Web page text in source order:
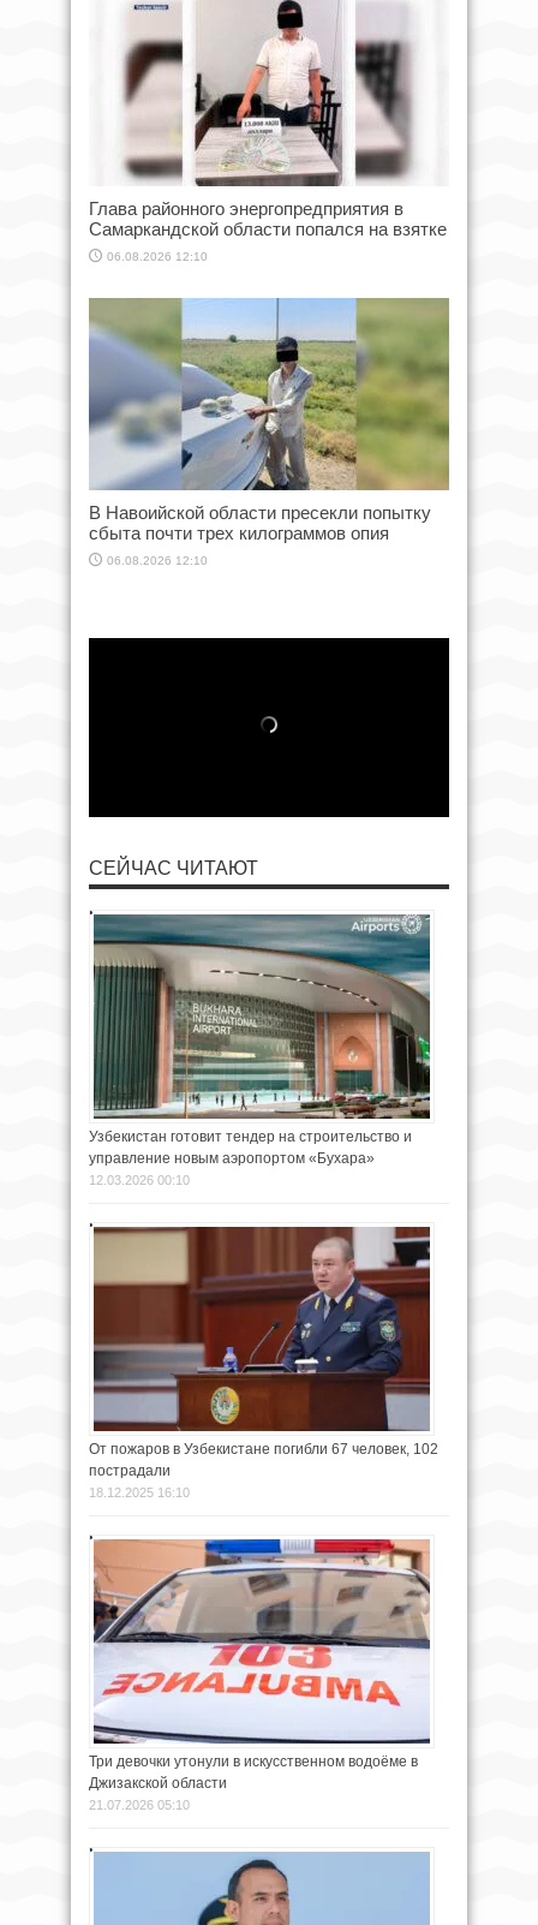
Глава районного энергопредприятия в
Самаркандской области попался на взятке
06.08.2026 12:10
В Навоийской области пресекли попытку
сбыта почти трех килограммов опия
06.08.2026 12:10
СЕЙЧАС ЧИТАЮТ
Узбекистан готовит тендер на строительство и
управление новым аэропортом «Бухара»
12.03.2026 00:10
От пожаров в Узбекистане погибли 67 человек, 102
пострадали
18.12.2025 16:10
Три девочки утонули в искусственном водоёме в
Джизакской области
21.07.2026 05:10